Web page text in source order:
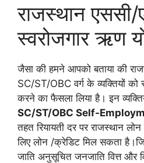
राजस्थान
स्वरोजगार ऋण
जैसा की हमने आपको बताया की
SC/ST/OBC वर्ग के व्यक्तियों को
करने का फैसला लिया है। इन
SC/ST/OBC Self-
तहत रियायती दर पर राजस्थान
लिए लोन /क्रेडिट मिल सकता
जाति अनुसूचित जनजाति वित्त और